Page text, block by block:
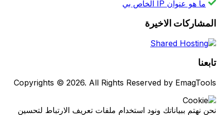
ما هو عنوان IP الخاص بي
المشاركات الاخيرة
تابعنا
Copyrights © 2026. All Rights Reserved by EmagTools
نحن نهتم ببياناتك ونود استخدام ملفات تعريف الارتباط لتحسين